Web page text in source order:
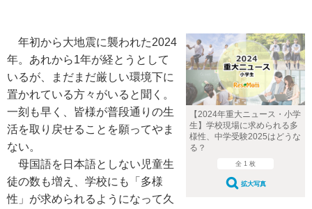
【2024年重大ニュース・小学
生】学校現場に求められる多
様性、中学受験2025はどうな
る？
全 1 枚
拡大写真
年初から大地震に襲われた2024
年。あれから1年が経とうとして
いるが、まだまだ厳しい環境下に
置かれている方々がいると聞く。
一刻も早く、皆様が普段通りの生
活を取り戻せることを願ってやま
ない。
母国語を日本語としない児童生
徒の数も増え、学校にも「多様
性」が求められるようになって久